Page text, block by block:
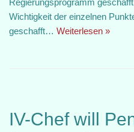
Regierungsprogramm
Wichtigkeit der einzelnen
geschafft… Weiterlesen »
IV-Chef will